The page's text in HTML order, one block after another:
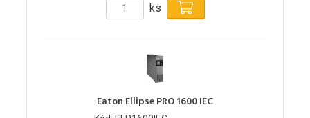
ks
Eaton Ellipse PRO 1600 IEC